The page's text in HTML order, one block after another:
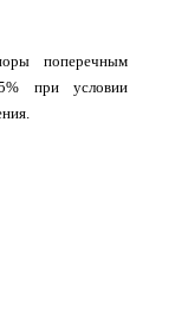
поперечным
при условии